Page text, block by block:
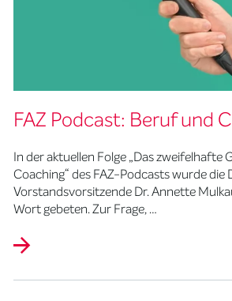
FAZ Podcast: Beruf und
In der aktuellen Folge „Das zweifelhafte
Coaching“ des FAZ-Podcasts wurde die
Vorstandsvorsitzende Dr. Annette
Wort gebeten. Zur Frage, …